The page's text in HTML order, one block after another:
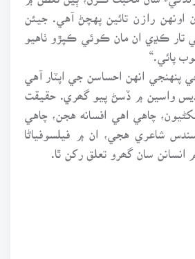
رازن تائين پهچڻ آهي. جيئن
تار ڪڍي ان مان ڪوئي ڪپڙو ٺاهيو
پائي.“
پنهنجي انهن احساسن جي اپٽار آهي
واسين ۾ ڏسڻ پيو گھري. حقيقت
چاهي اهي افسانه هجن، چاهي
شاعري هجي، ان ۾ فيلسوفياڻا
انسانن سان گھرو تعلق رکن ٿا.